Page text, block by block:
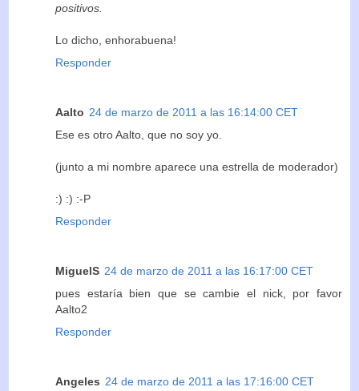
positivos.
Lo dicho, enhorabuena!
Responder
Aalto 24 de marzo de 2011 a las 16:14:00 CET
Ese es otro Aalto, que no soy yo.
(junto a mi nombre aparece una estrella de moderador)
:) :) :-P
Responder
MiguelS 24 de marzo de 2011 a las 16:17:00 CET
pues estaría bien que se cambie el nick, por favor
Aalto2
Responder
Angeles 24 de marzo de 2011 a las 17:16:00 CET